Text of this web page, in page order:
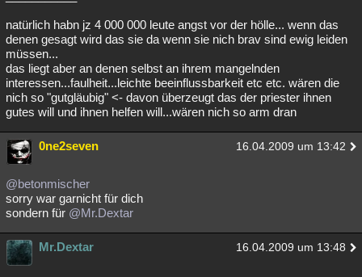
natürlich habn jz 4 000 000 leute angst vor der hölle... wenn das
denen gesagt wird das sie da wenn sie nich brav sind ewig leiden
müssen...
das liegt aber an denen selbst an ihrem mangelnden
interessen...faulheit...leichte beeinflussbarkeit etc etc. wären die
nich so "gutgläubig" <- davon überzeugt das der priester ihnen
gutes will und ihnen helfen will...wären nich so arm dran
0ne2seven 16.04.2009 um 13:42
@betonmischer
sorry war garnicht für dich
sondern für @Mr.Dextar
Mr.Dextar 16.04.2009 um 13:48